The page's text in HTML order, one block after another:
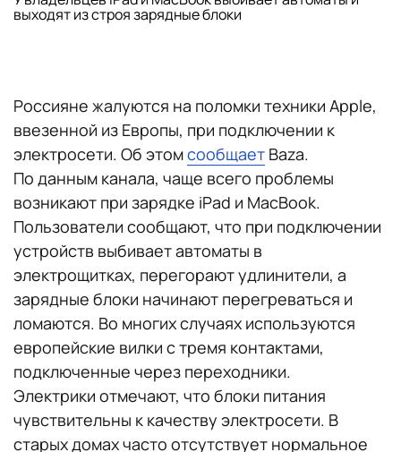
выходят из строя зарядные блоки
Россияне жалуются на поломки техники Apple,
ввезенной из Европы, при подключении к
электросети. Об этомсообщает Baza.
По данным канала, чаще всего проблемы
возникают при зарядке iPad и MacBook.
Пользователи сообщают, что при подключении
устройств выбивает автоматы в
электрощитках, перегорают удлинители, а
зарядные блоки начинают перегреваться и
ломаются. Во многих случаях используются
европейские вилки с тремя контактами,
подключенные через переходники.
Электрики отмечают, что блоки питания
чувствительны к качеству электросети. В
старых домах часто отсутствует нормальное